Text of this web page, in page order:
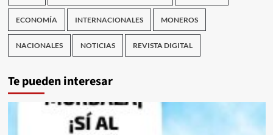
ECONOMÍA INTERNACIONALES MONEROS
NACIONALES NOTICIAS REVISTA DIGITAL
Te pueden interesar